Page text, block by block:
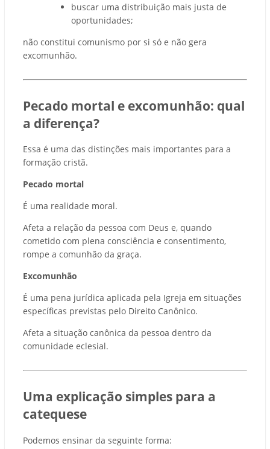
buscar uma distribuição mais justa de
oportunidades;
não constitui comunismo por si só e não gera
excomunhão.
Pecado mortal e excomunhão: qual
a diferença?
Essa é uma das distinções mais importantes para a
formação cristã.
Pecado mortal
É uma realidade moral.
Afeta a relação da pessoa com Deus e, quando
cometido com plena consciência e consentimento,
rompe a comunhão da graça.
Excomunhão
É uma pena jurídica aplicada pela Igreja em situações
específicas previstas pelo Direito Canônico.
Afeta a situação canônica da pessoa dentro da
comunidade eclesial.
Uma explicação simples para a
catequese
Podemos ensinar da seguinte forma: